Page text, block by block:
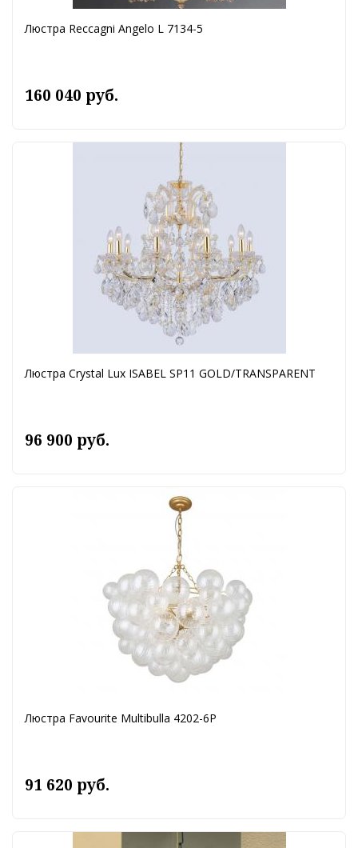
Люстра Reccagni Angelo L 7134-5
160 040 руб.
Люстра Crystal Lux ISABEL SP11 GOLD/TRANSPARENT
96 900 руб.
Люстра Favourite Multibulla 4202-6P
91 620 руб.